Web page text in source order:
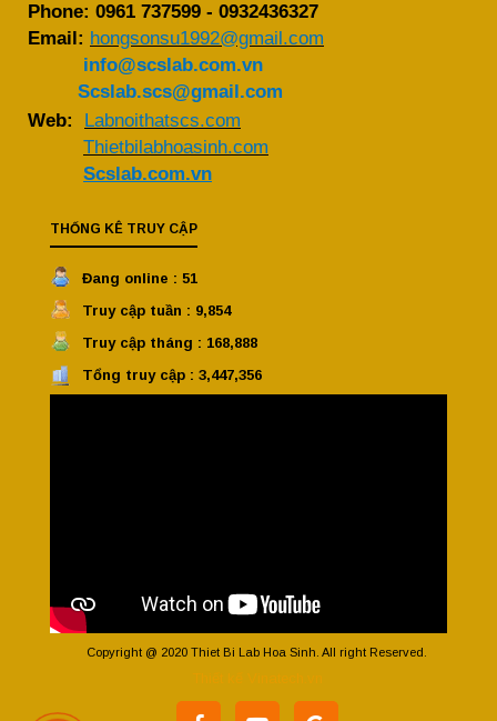
Phone: 0961 737599 - 0932436327
Email: hongsonsu1992@gmail.com
info@scslab.com.vn
Scslab.scs@gmail.com
Web: Labnoithatscs.com
Thietbilabhoasinh.com
Scslab.com.vn
THỐNG KÊ TRUY CẬP
Đang online : 51
Truy cập tuần : 9,854
Truy cập tháng : 168,888
Tổng truy cập : 3,447,356
Copyright @ 2020 Thiet Bi Lab Hoa Sinh. All right Reserved.